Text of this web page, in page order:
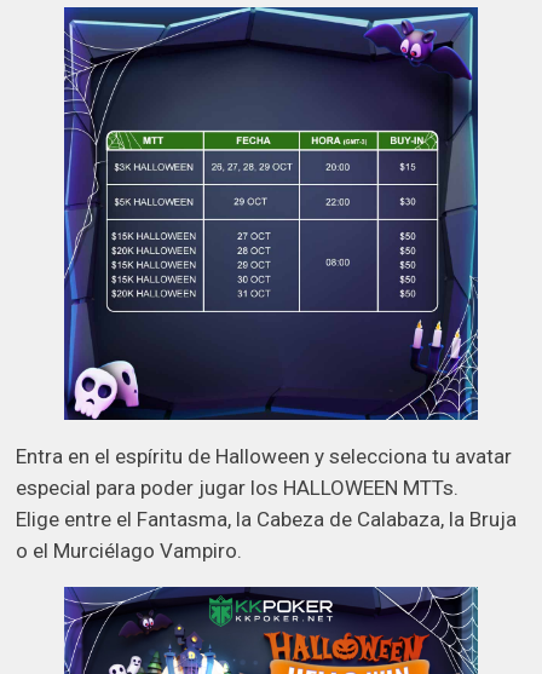
Entra en el espíritu de Halloween y selecciona tu avatar
especial para poder jugar los HALLOWEEN MTTs.
Elige entre el Fantasma, la Cabeza de Calabaza, la Bruja
o el Murciélago Vampiro.